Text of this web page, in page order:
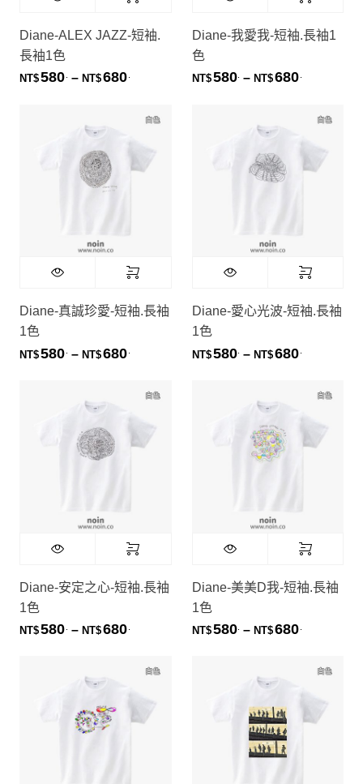
Diane-ALEX JAZZ-短袖.
長袖1色
NT$580 – NT$680價格範圍：NT$580. 到 NT$680.
Diane-我愛我-短袖.長袖1
色
NT$580 – NT$680
Diane-真誠珍愛-短袖.長袖
1色
NT$580 – NT$680價格範圍：NT$580. 到 NT$680.
Diane-愛心光波-短袖.長袖
1色
NT$580 – NT$680
Diane-安定之心-短袖.長袖
1色
NT$580 – NT$680價格範圍：NT$580. 到 NT$680.
Diane-美美D我-短袖.長袖
1色
NT$580 – NT$680